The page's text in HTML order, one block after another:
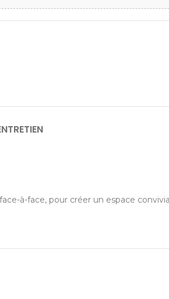
à-face, pour créer un espace